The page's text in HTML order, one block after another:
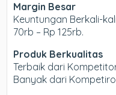
Margin Besar
Keuntungan Berkali-
70rb – Rp 125rb.
Produk Berkualitas
Terbaik dari
Banyak dari